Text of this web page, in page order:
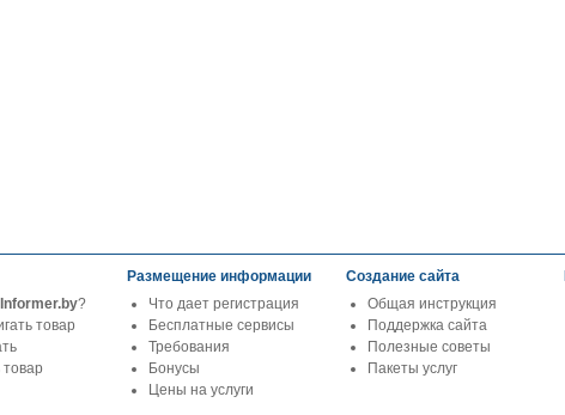
Informer.by?
товар
товар
Размещение информации
Что дает регистрация
Бесплатные сервисы
Требования
Бонусы
Цены на услуги
Создание сайта
Общая инструкция
Поддержка сайта
Полезные советы
Пакеты услуг